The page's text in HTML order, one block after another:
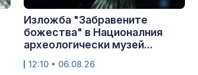
Изложба "Забравените
божества" в Националния
археологически музей...
12:10 • 06.08.26